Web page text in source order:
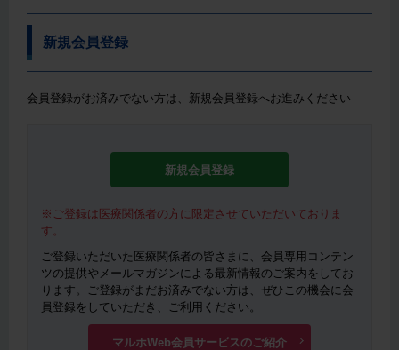
新規会員登録
会員登録がお済みでない方は、新規会員登録へお進みください
新規会員登録
※ご登録は医療関係者の方に限定させていただいておりま
す。
ご登録いただいた医療関係者の皆さまに、会員専用コンテン
ツの提供やメールマガジンによる最新情報のご案内をしてお
ります。ご登録がまだお済みでない方は、ぜひこの機会に会
員登録をしていただき、ご利用ください。
マルホWeb会員サービスのご紹介